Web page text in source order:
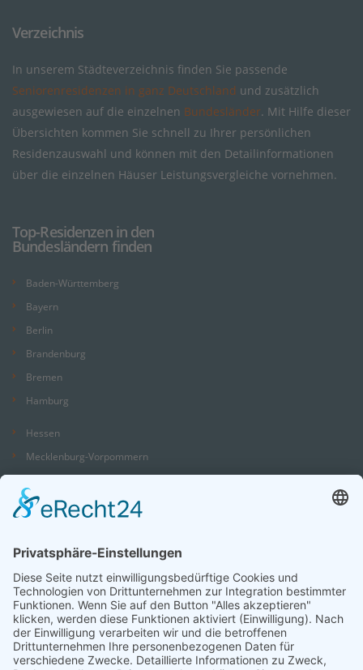
Verzeichnis
In unserem Städteverzeichnis finden Sie passende
Seniorenresidenzen in ganz Deutschland und zusätzlich
ausgewiesen auf die einzelnen Bundesländer. Mit Hilfe dieser
Übersichten kommen Sie schnell zu Ihrer persönlichen
Residenzauswahl und können mit den Detailinformationen
über die einzelnen Häuser Leistungsvergleiche vornehmen.
Top-Residenzen in den
Bundesländern finden
Baden-Württemberg
Bayern
Berlin
Brandenburg
Bremen
Hamburg
Hessen
Mecklenburg-Vorpommern
Niedersachsen
Nordrhein-Westfalen
Saarland
Sachsen
Sachsen-Anhalt
Schleswig-Holstein
Thüringen